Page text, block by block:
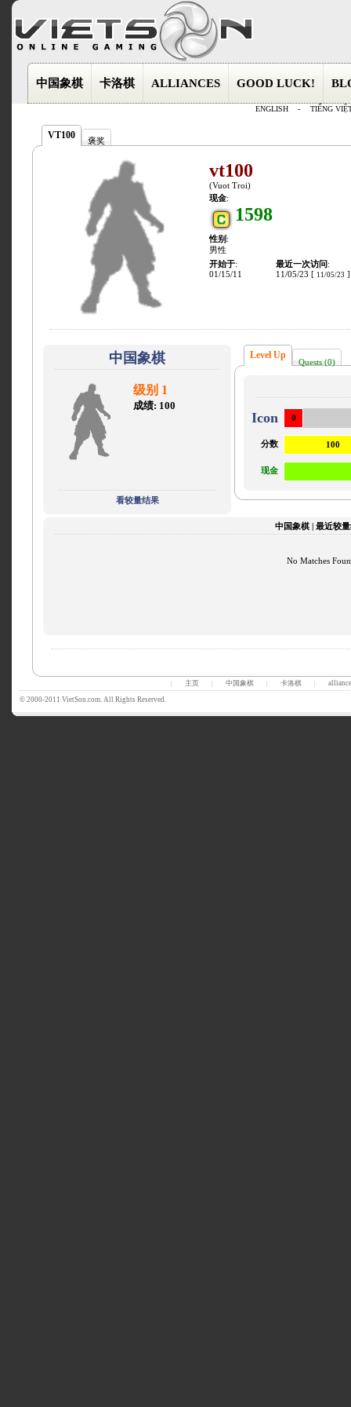
中国象棋 卡洛棋 ALLIANCES GOOD LUCK!
ENGLISH - TIẾNG
VT100
褒奖
vt100
(Vuot Troi)
现金:
1598
性别 :
男性
开始于:
01/15/11
最近一次访问 :
11/05/23 [ 11/05/23 ]
中国象棋
级别 1
成绩: 100
看较量结果
Level Up
Quests (0)
Icon 0
分数 100
现金
中国象棋 | 最近较
No Matches
主页 中国象棋 卡洛棋
© 2000-2011 VietSon.com. All Rights Reserved.